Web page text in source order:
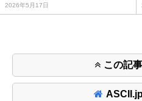
2026年5月17日
この記